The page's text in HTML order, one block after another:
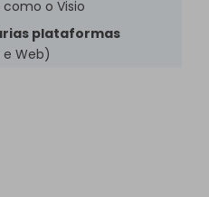
o Visio
plataformas
e Web)